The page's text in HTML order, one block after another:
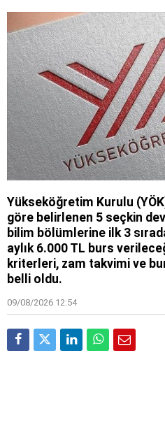
Yükseköğretim Kurulu
göre belirlenen 5 seçkin
bilim bölümlerine ilk 3
aylık 6.000 TL burs
kriterleri, zam takvimi ve
belli oldu.
09/08/2026 12:54